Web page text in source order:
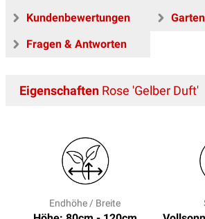
Kundenbewertungen
Fragen & Antworten
Eigenschaften Rose 'Gelber Duft'
Endhöhe / Breite